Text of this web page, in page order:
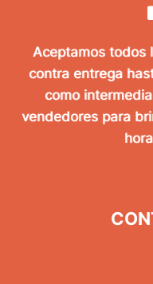
Aceptamos todos
contra entrega
como
vendedores para